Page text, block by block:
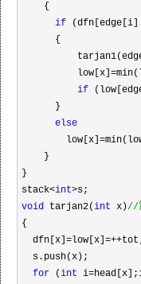
    {
if
      {
          low[x]
=
if
      }
else
        low[x]
=
    }
}
stack<int>
void tarjan2(int x)//
{
  dfn[x]
=low[x]=++
  s.push(x);
for (int